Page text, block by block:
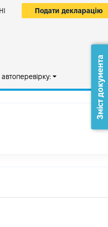
Подати декларацію
Зміст документа